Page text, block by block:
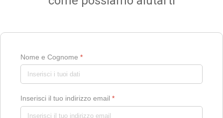
Nome e Cognome *
Inserisci il tuo indirizzo email *